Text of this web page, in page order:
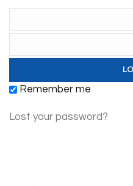
Remember me
Lost your password?